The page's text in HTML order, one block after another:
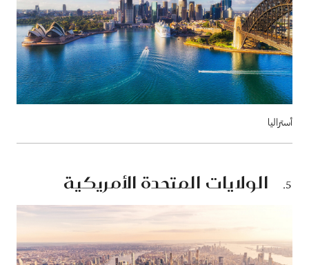
أستراليا
الولايات المتحدة الأمريكية